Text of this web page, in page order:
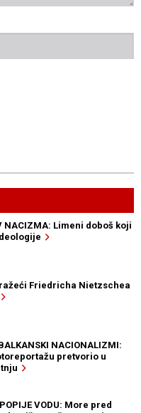
NACIZMA: Limeni doboš koji
Friedricha Nietzschea
NACIONALIZMI:
pretvorio u
VODU: More pred